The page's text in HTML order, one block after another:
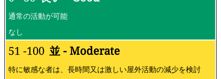
通常の活動が可能
なし
51 -100 並 - Moderate
特に敏感な者は、長時間又は激しい屋外活動の減少を検討